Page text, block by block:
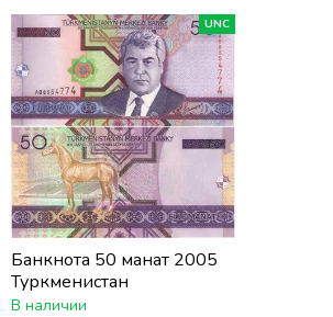
UNC
Банкнота 50 манат 2005
Туркменистан
В наличии